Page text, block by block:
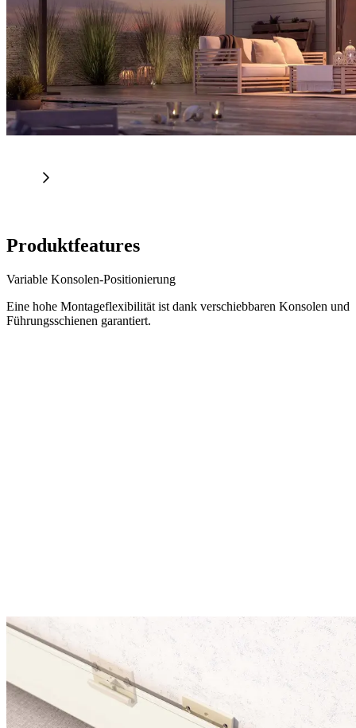
Produktfeatures
Variable Konsolen-Positionierung
Eine hohe Montageflexibilität ist dank verschiebbaren Konsolen und
Führungsschienen garantiert.